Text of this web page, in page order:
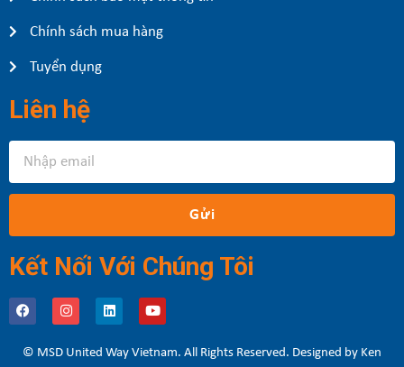
Chính sách mua hàng
Tuyển dụng
Liên hệ
Gửi
Kết Nối Với Chúng Tôi
© MSD United Way Vietnam. All Rights Reserved. Designed by Ken